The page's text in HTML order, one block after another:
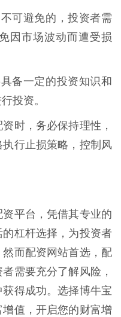
可避免的，投资者需
因市场波动而遭受损
备一定的投资知识和
投资。
时，务必保持理性，
行止损策略，控制风
平台，凭借其专业的
杠杆选择，为投资者
而配资网站首选，配
需要充分了解风险，
得成功。选择博牛宝
值，开启您的财富增